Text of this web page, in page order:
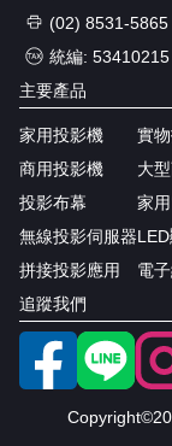
(02) 8531-5865
統編: 53410215
主要產品
家用投影機
商用投影機
投影布幕
無線投影伺服器
拼接投影應用
實
大
家
電
追蹤我們